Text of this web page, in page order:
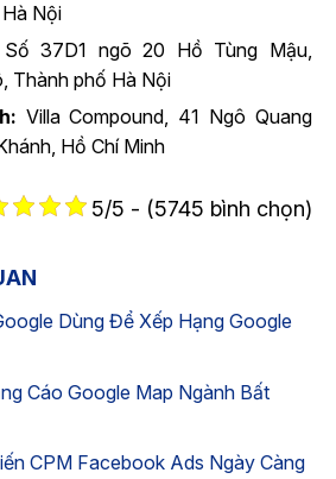
Nội
Số 37D1 ngõ 20 Hồ Tùng Mậu,
Thành phố Hà Nội
Villa Compound, 41 Ngô Quang
Hồ Chí Minh
5/5 - (5745 bình chọn)
Dùng Để Xếp Hạng Google
Cáo Google Map Ngành Bất
CPM Facebook Ads Ngày Càng